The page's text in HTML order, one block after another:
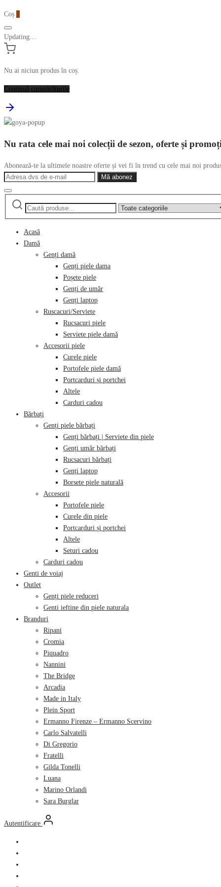
Coș
Updating…
Nu ai niciun produs în coș.
Continuă cumpărăturile
Nu rata cele mai noi colecții de sezon, oferte și
Abonează-te la ultimele noastre oferte și vei fi în trend cu cele mai noi
Caută
după:
Narrow
by
Acasă
Damă
Genți damă
Genți piele dama
Poșete piele
Genți de umăr
Genți laptop
Ruscacuri/Serviete
Rucsacuri piele
Serviete piele damă
Accesorii piele
Curele piele
Portofele piele damă
Portcarduri și portchei
Altele
Carduri cadou
Bărbați
Genți piele bărbați
Genți bărbați | Serviete din piele
Genți umăr bărbați
Rucsacuri bărbați
Genți laptop
Borsete piele naturală
Accesorii
Portofele piele
Curele din piele
Portcarduri și portchei
Altele
Seturi cadou
Carduri cadou
Genti de voiaj
Outlet
Genți piele reduceri
Genti ieftine din piele naturala
Branduri
Ripani
Cromia
Piquadro
Nannini
The Bridge
Arcadia
Made in Italy
Plein Sport
Ermanno Firenze – Ermanno Scervino
Carlo Salvatelli
Di Gregorio
Fratelli
Gilda Tonelli
Luana
Marino Orlandi
Sara Burglar
Autentificare